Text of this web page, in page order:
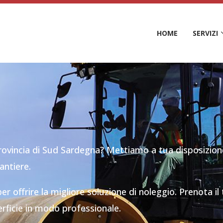
HOME SERVIZI
di Sud Sardegna? Mettiamo a tua
offrire la migliore soluzione di noleggio. Prenota
in modo professionale.